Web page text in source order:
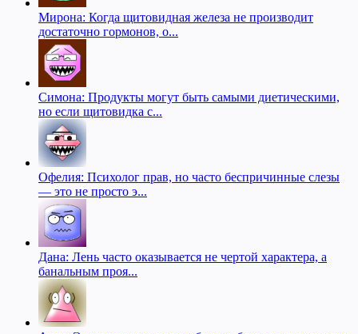
Мирона: Когда щитовидная железа не производит
достаточно гормонов, о...
Симона: Продукты могут быть самыми диетическими,
но если щитовидка с...
Офелия: Психолог прав, но часто беспричинные слезы
— это не просто э...
Дана: Лень часто оказывается не чертой характера, а
банальным проя...